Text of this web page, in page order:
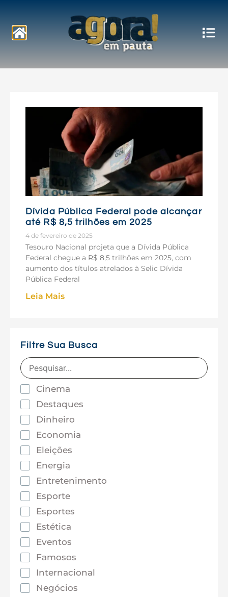
Notícias
Dívida Pública Federal pode alcançar
até R$ 8,5 trilhões em 2025
4 de fevereiro de 2025
Tesouro Nacional projeta que a Dívida Pública
Federal chegue a R$ 8,5 trilhões em 2025, com
aumento dos títulos atrelados à Selic Dívida
Pública Federal
Leia Mais
Filtre Sua Busca
Cinema
Destaques
Dinheiro
Economia
Eleições
Energia
Entretenimento
Esporte
Esportes
Estética
Eventos
Famosos
Internacional
Negócios